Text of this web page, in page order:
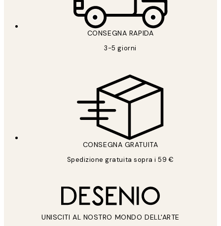
CONSEGNA RAPIDA
3-5 giorni
CONSEGNA GRATUITA
Spedizione gratuita sopra i 59 €
UNISCITI AL NOSTRO MONDO DELL'ARTE